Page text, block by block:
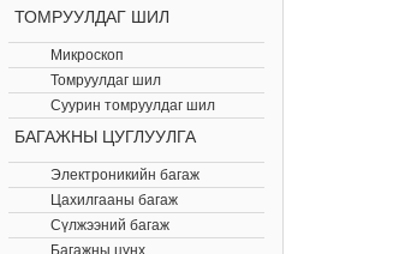
ТОМРУУЛДАГ ШИЛ
Микроскоп
Томруулдаг шил
Суурин томруулдаг шил
БАГАЖНЫ ЦУГЛУУЛГА
Электроникийн багаж
Цахилгааны багаж
Сүлжээний багаж
Багажны цүнх